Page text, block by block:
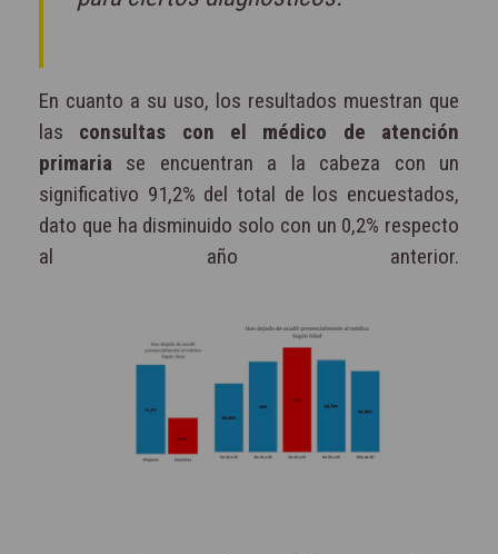
En cuanto a su uso, los resultados muestran que
las consultas con el médico de atención
primaria se encuentran a la cabeza con un
significativo 91,2% del total de los encuestados,
dato que ha disminuido solo con un 0,2% respecto
al año anterior.